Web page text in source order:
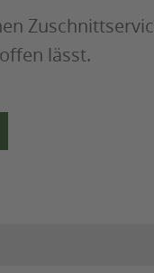
lässt.